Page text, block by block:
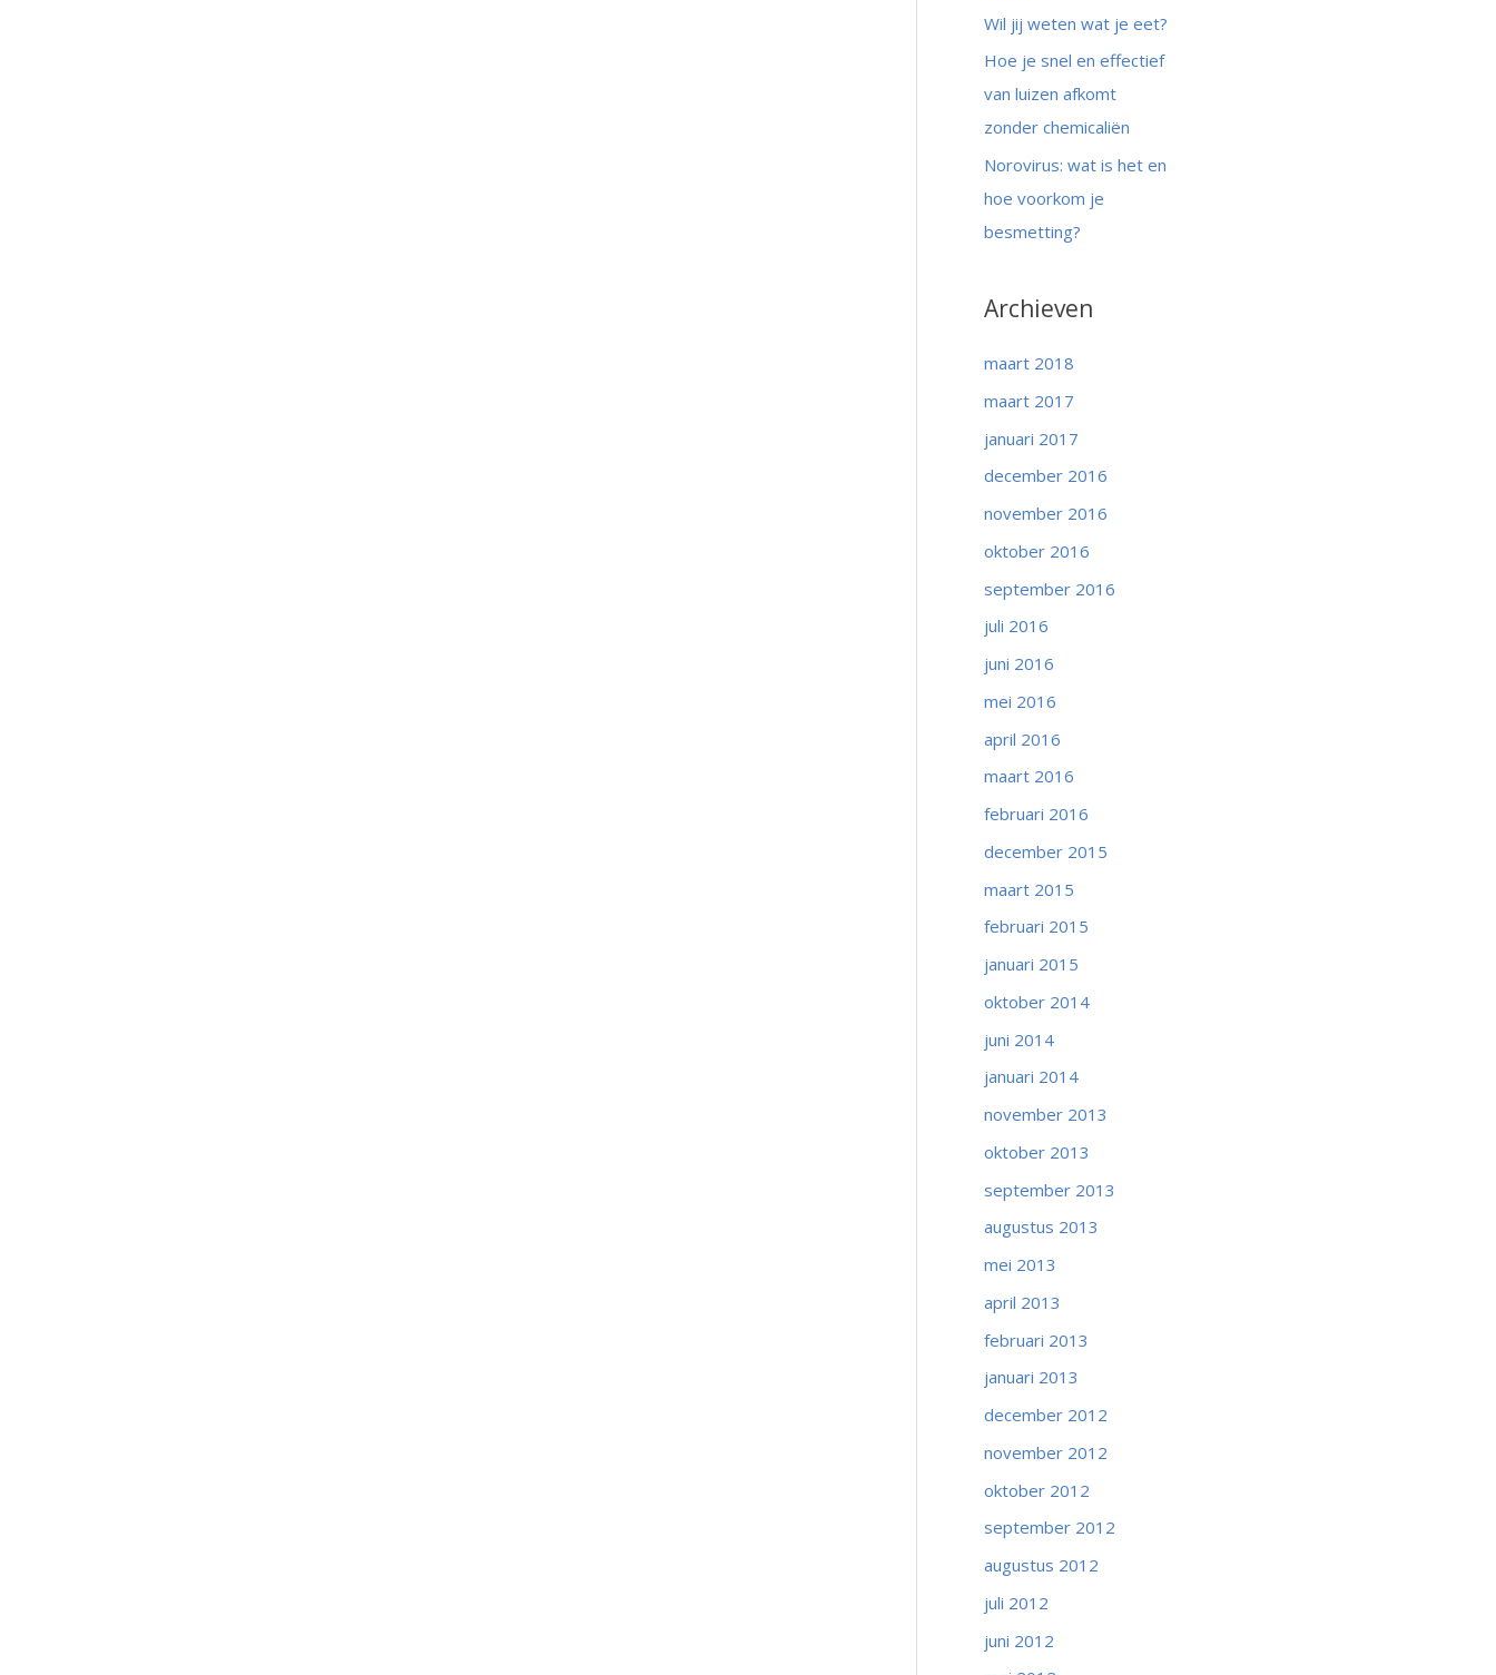
Wil jij weten wat je eet?
Hoe je snel en effectief
van luizen afkomt
zonder chemicaliën
Norovirus: wat is het en
hoe voorkom je
besmetting?
Archieven
maart 2018
maart 2017
januari 2017
december 2016
november 2016
oktober 2016
september 2016
juli 2016
juni 2016
mei 2016
april 2016
maart 2016
februari 2016
december 2015
maart 2015
februari 2015
januari 2015
oktober 2014
juni 2014
januari 2014
november 2013
oktober 2013
september 2013
augustus 2013
mei 2013
april 2013
februari 2013
januari 2013
december 2012
november 2012
oktober 2012
september 2012
augustus 2012
juli 2012
juni 2012